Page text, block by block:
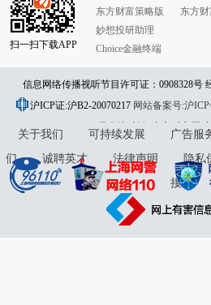
扫一扫下载APP
东方财富策略版
妙想投研助理
Choice金融终端
东方
信息网络传播视听节目许可证：0908328号
913101046312860336 违法和不良信息举
沪ICP证:沪B2-20070217 网站备案号:沪ICP
31010402000120号版权所有:东方财富网
关于我们 可持续发展 广告服
们
诚聘英才 法律声明 隐私
接